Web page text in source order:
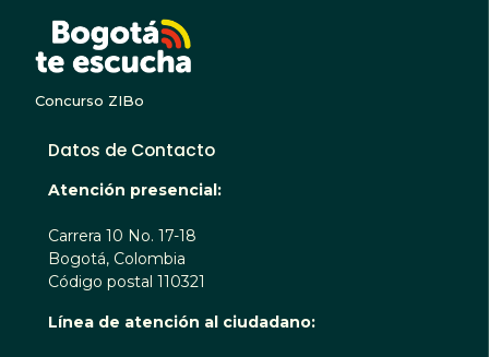
Concurso ZIBo
Datos de Contacto
Atención presencial:
Carrera 10 No. 17-18
Bogotá, Colombia
Código postal 110321
Línea de atención al ciudadano: